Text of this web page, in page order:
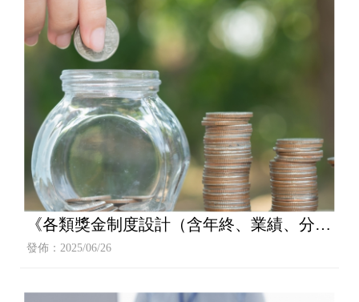
《各類獎金制度設計（含年終、業績、分紅
等）》
發佈：2025/06/26